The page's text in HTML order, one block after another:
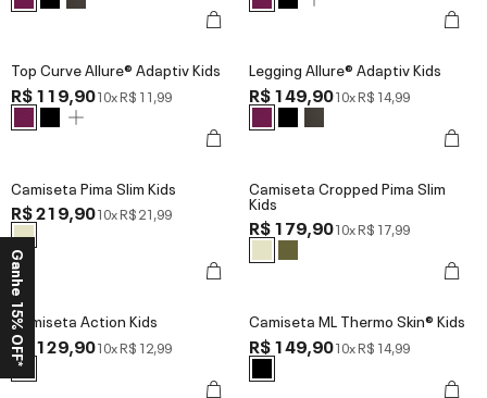
Top Curve Allure® Adaptiv Kids
R$ 119,9010xR$ 11,99
Legging Allure® Adaptiv Kids
R$ 149,9010xR$ 14,99
Camiseta Pima Slim Kids
R$ 219,9010xR$ 21,99
Camiseta Cropped Pima Slim
Kids
R$ 179,9010xR$ 17,99
Camiseta Action Kids
R$ 129,9010xR$ 12,99
Camiseta ML Thermo Skin® Kids
R$ 149,9010xR$ 14,99
Ganhe 15% OFF*